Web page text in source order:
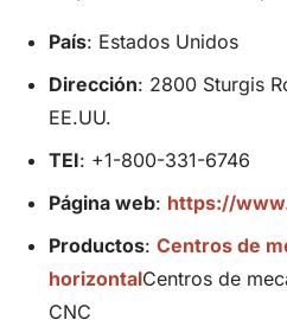
País: Estados Unidos
Dirección: 2800 Sturgis
EE.UU.
TEI: +1-800-331-6746
Página web: https://
Productos: Centros de
horizontalCentros de
CNC